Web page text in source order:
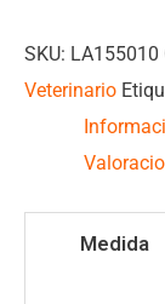
SKU: LA155010
Veterinario
Medida